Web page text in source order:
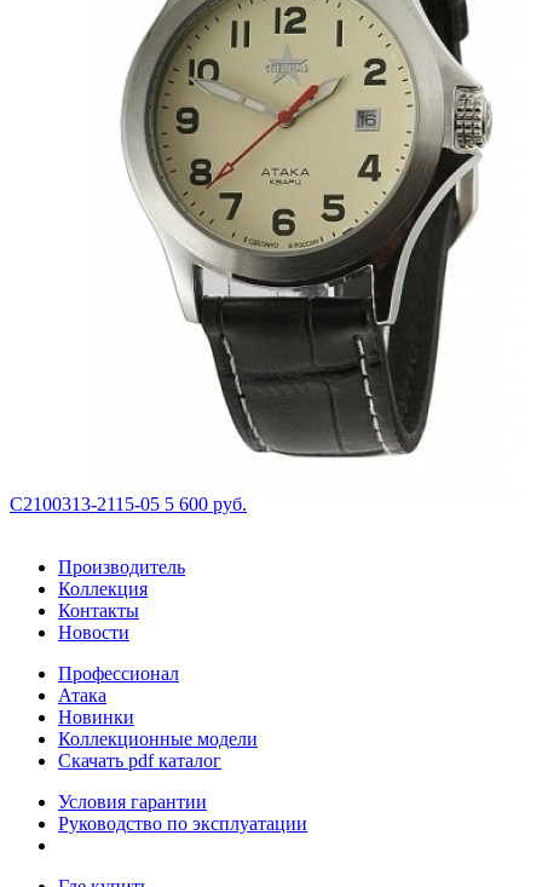
С2100313-2115-05 5 600 руб.
Производитель
Коллекция
Контакты
Новости
Профессионал
Атака
Новинки
Коллекционные модели
Скачать pdf каталог
Условия гарантии
Руководство по эксплуатации